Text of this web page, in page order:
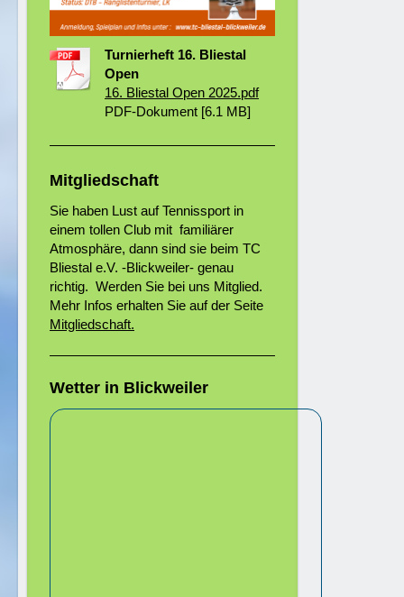
Turnierheft 16. Bliestal
Open
16. Bliestal Open 2025.pdf
PDF-Dokument [6.1 MB]
Mitgliedschaft
Sie haben Lust auf Tennissport in
einem tollen Club mit familiärer
Atmosphäre, dann sind sie beim TC
Bliestal e.V. -Blickweiler- genau
richtig. Werden Sie bei uns Mitglied.
Mehr Infos erhalten Sie auf der Seite
Mitgliedschaft.
Wetter in Blickweiler